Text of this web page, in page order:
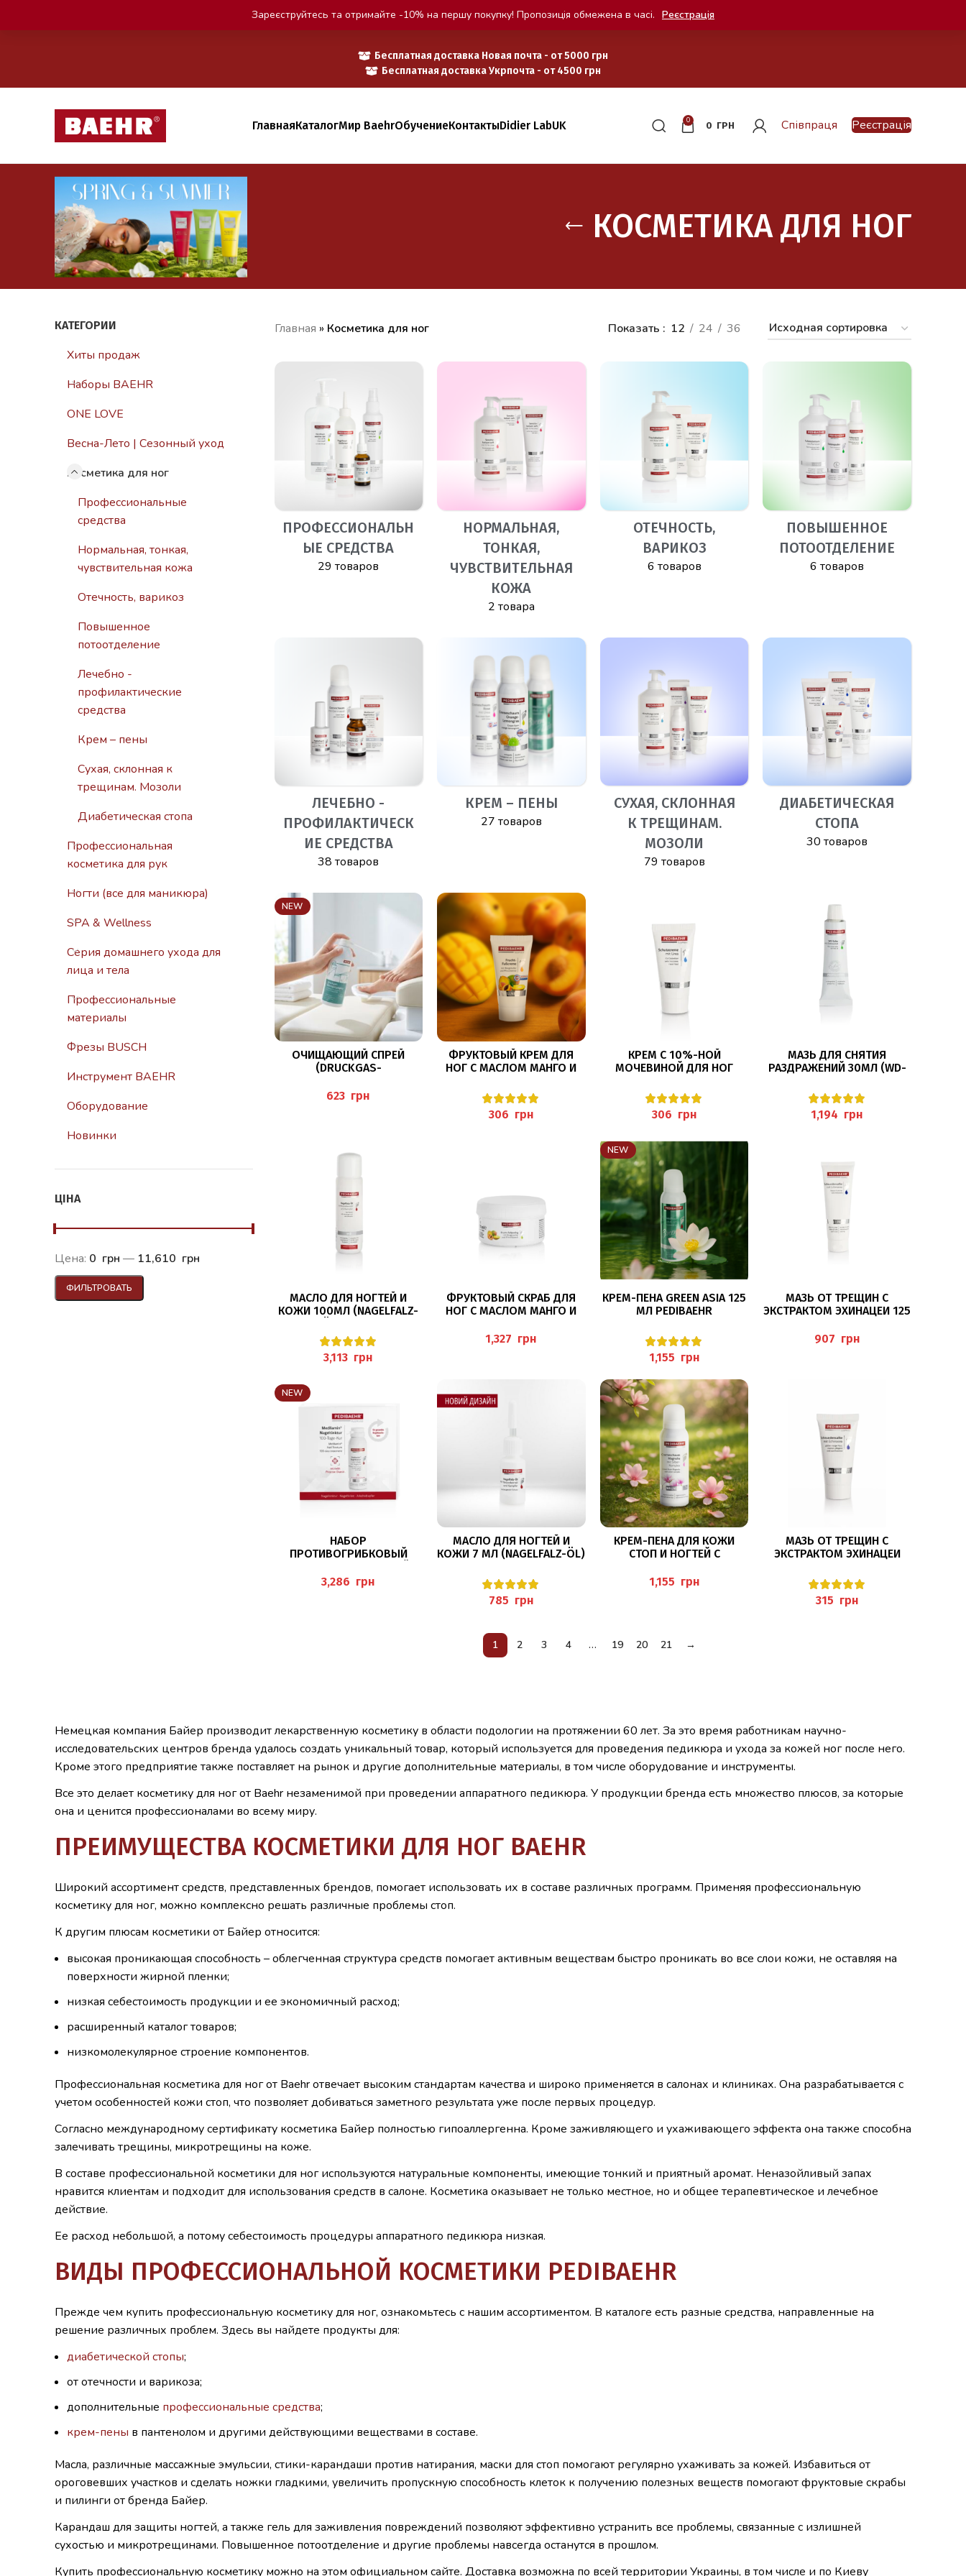
Бесплатная доставка Новая почта - от 5000 грн
Бесплатная доставка Укрпочта - от 4500 грн
ГлавнаяКаталогМир BaehrОбучениеКонтактыDidier LabUK 0
0 ГРН Співпраця Реєстрація
КОСМЕТИКА ДЛЯ НОГ
КАТЕГОРИИ
Хиты продаж
Наборы BAEHR
ONE LOVE
Весна-Лето | Сезонный уход
Косметика для ног
Профессиональные
средства
Нормальная, тонкая,
чувствительная кожа
Отечность, варикоз
Повышенное
потоотделение
Лечебно -
профилактические
средства
Крем – пены
Сухая, склонная к
трещинам. Мозоли
Диабетическая стопа
Профессиональная
косметика для рук
Ногти (все для маникюра)
SPA & Wellness
Серия домашнего ухода для
лица и тела
Профессиональные
материалы
Фрезы BUSCH
Инструмент BAEHR
Оборудование
Новинки
ЦІНА
ФИЛЬТРОВАТЬ
Цена: 0 грн — 11,610 грн
Главная » Косметика для ног Показать 12 24 36
ПРОФЕССИОНАЛЬН
ЫЕ СРЕДСТВА
29 товаров
НОРМАЛЬНАЯ,
ТОНКАЯ,
ЧУВСТВИТЕЛЬНАЯ
КОЖА
2 товара
ОТЕЧНОСТЬ,
ВАРИКОЗ
6 товаров
ПОВЫШЕННОЕ
ПОТООТДЕЛЕНИЕ
6 товаров
ЛЕЧЕБНО -
ПРОФИЛАКТИЧЕСК
ИЕ СРЕДСТВА
38 товаров
КРЕМ – ПЕНЫ
27 товаров
СУХАЯ, СКЛОННАЯ
К ТРЕЩИНАМ.
МОЗОЛИ
79 товаров
ДИАБЕТИЧЕСКАЯ
СТОПА
30 товаров
NEW
В КОРЗИНУ
ОЧИЩАЮЩИЙ СПРЕЙ
(DRUCKGAS-
грн
В КОРЗИНУ
ФРУКТОВЫЙ КРЕМ ДЛЯ
НОГ С МАСЛОМ МАНГО И
30МЛ (FRUCHT-FUSSCREME)
PEDIBAEHR
грн
В КОРЗИНУ
КРЕМ С 10%-НОЙ
МОЧЕВИНОЙ ДЛЯ НОГ
FOOTCREAM), PEDIBAEHR
грн
В КОРЗИНУ
МАЗЬ ДЛЯ СНЯТИЯ
РАЗДРАЖЕНИЙ 30МЛ (WD-
грн
В КОРЗИНУ
МАСЛО ДЛЯ НОГТЕЙ И
КОЖИ 100МЛ (NAGELFALZ-
грн
В КОРЗИНУ
ФРУКТОВЫЙ СКРАБ ДЛЯ
НОГ С МАСЛОМ МАНГО И
125МЛ (FRUCHT-
FUSSPEELING) PEDIBAEHR
грн
NEW
В КОРЗИНУ
КРЕМ-ПЕНА GREEN ASIA 125
МЛ PEDIBAEHR
грн
В КОРЗИНУ
МАЗЬ ОТ ТРЕЩИН С
ЭКСТРАКТОМ ЭХИНАЦЕИ 125
PEDIBAEHR
грн
NEW
В КОРЗИНУ
НАБОР
ПРОТИВОГРИБКОВЫЙ
100 ДНЕЙ
ТЕРАПЕВТИЧЕСКОГО УХОДА
грн
В КОРЗИНУ
МАСЛО ДЛЯ НОГТЕЙ И
КОЖИ 7 МЛ (NAGELFALZ-ÖL)
РОСТКАМИ ПШЕНИЦЫ
грн
В КОРЗИНУ
КРЕМ-ПЕНА ДЛЯ КОЖИ
СТОП И НОГТЕЙ С
С ИОНАМИ СЕРЕБРА 125МЛ
PEDIBAEHR
грн
В КОРЗИНУ
МАЗЬ ОТ ТРЕЩИН С
ЭКСТРАКТОМ ЭХИНАЦЕИ
PEDIBAEHR
грн
1 2 3 4 … 19 20 21 →
Немецкая компания Байер производит лекарственную косметику в области подологии на протяжении 60 лет. За это время работникам научно-
исследовательских центров бренда удалось создать уникальный товар, который используется для проведения педикюра и ухода за кожей ног после него.
Кроме этого предприятие также поставляет на рынок и другие дополнительные материалы, в том числе оборудование и инструменты.
Все это делает косметику для ног от Baehr незаменимой при проведении аппаратного педикюра. У продукции бренда есть множество плюсов, за которые
она и ценится профессионалами во всему миру.
ПРЕИМУЩЕСТВА КОСМЕТИКИ ДЛЯ НОГ BAEHR
Широкий ассортимент средств, представленных брендов, помогает использовать их в составе различных программ. Применяя профессиональную
косметику для ног, можно комплексно решать различные проблемы стоп.
К другим плюсам косметики от Байер относится:
высокая проникающая способность – облегченная структура средств помогает активным веществам быстро проникать во все слои кожи, не оставляя на
поверхности жирной пленки;
низкая себестоимость продукции и ее экономичный расход;
расширенный каталог товаров;
низкомолекулярное строение компонентов.
Профессиональная косметика для ног от Baehr отвечает высоким стандартам качества и широко применяется в салонах и клиниках. Она разрабатывается с
учетом особенностей кожи стоп, что позволяет добиваться заметного результата уже после первых процедур.
Согласно международному сертификату косметика Байер полностью гипоаллергенна. Кроме заживляющего и ухаживающего эффекта она также способна
залечивать трещины, микротрещины на коже.
В составе профессиональной косметики для ног используются натуральные компоненты, имеющие тонкий и приятный аромат. Неназойливый запах
нравится клиентам и подходит для использования средств в салоне. Косметика оказывает не только местное, но и общее терапевтическое и лечебное
действие.
Ее расход небольшой, а потому себестоимость процедуры аппаратного педикюра низкая.
ВИДЫ ПРОФЕССИОНАЛЬНОЙ КОСМЕТИКИ PEDIBAEHR
Прежде чем купить профессиональную косметику для ног, ознакомьтесь с нашим ассортиментом. В каталоге есть разные средства, направленные на
решение различных проблем. Здесь вы найдете продукты для:
диабетической стопы;
от отечности и варикоза;
дополнительные профессиональные средства;
крем-пены в пантенолом и другими действующими веществами в составе.
Масла, различные массажные эмульсии, стики-карандаши против натирания, маски для стоп помогают регулярно ухаживать за кожей. Избавиться от
ороговевших участков и сделать ножки гладкими, увеличить пропускную способность клеток к получению полезных веществ помогают фруктовые скрабы
и пилинги от бренда Байер.
Карандаш для защиты ногтей, а также гель для заживления повреждений позволяют эффективно устранить все проблемы, связанные с излишней
сухостью и микротрещинами. Повышенное потоотделение и другие проблемы навсегда останутся в прошлом.
Купить профессиональную косметику можно на этом официальном сайте. Доставка возможна по всей территории Украины, в том числе и по Киеву
Зареєструйтесь та отримайте -10% на першу покупку! Пропозиція обмежена в часі. Реєстрація